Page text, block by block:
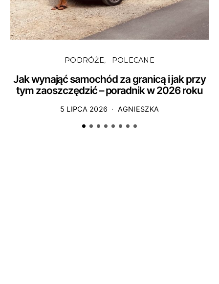
PODRÓŻE POLECANE
Jak wynająć samochód za granicą i jak przy
tym zaoszczędzić – poradnik w 2026 roku
5 LIPCA 2026 AGNIESZKA